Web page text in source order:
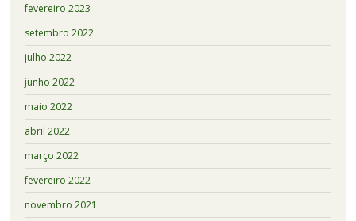
fevereiro 2023
setembro 2022
julho 2022
junho 2022
maio 2022
abril 2022
março 2022
fevereiro 2022
novembro 2021